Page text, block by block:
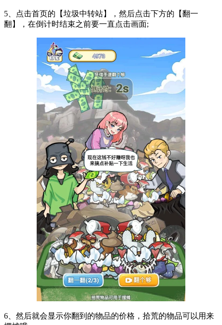
5、点击首页的【垃圾中转站】，然后点击下方的【翻一
翻】，在倒计时结束之前要一直点击画面;
6、然后就会显示你翻到的物品的价格，拾荒的物品可以用来